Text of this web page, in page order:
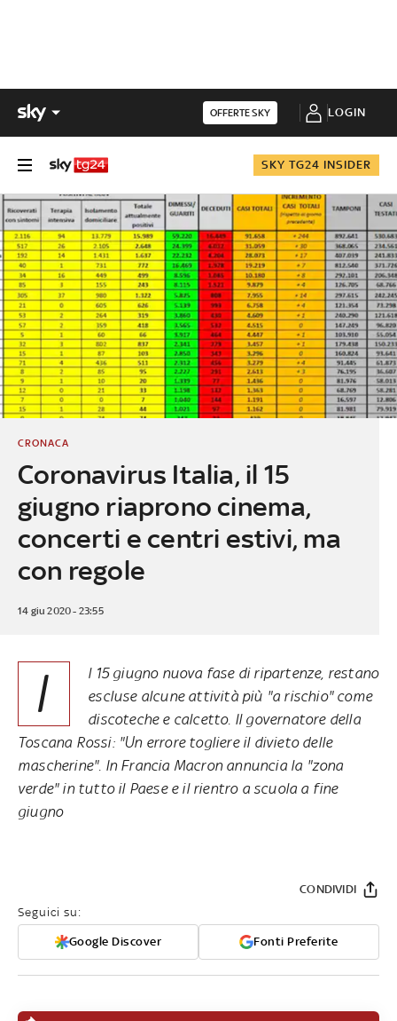
OFFERTE SKY LOGIN
SKY TG24 INSIDER
Coronavirus Italia, il 15
giugno riaprono cinema,
concerti e centri estivi, ma
con regole
CRONACA
14 giu 2020 - 23:55
I
l 15 giugno nuova fase di ripartenze, restano
escluse alcune attività più "a rischio" come
discoteche e calcetto. Il governatore della
Toscana Rossi: "Un errore togliere il divieto delle
mascherine". In Francia Macron annuncia la "zona
verde" in tutto il Paese e il rientro a scuola a fine
giugno
Seguici su:
Google Discover Fonti Preferite
CONDIVIDI